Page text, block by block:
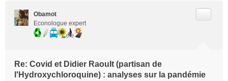
Obamot
Econologue expert
Re: Covid et Didier Raoult (partisan de
l'Hydroxychloroquine) : analyses sur la pandémie